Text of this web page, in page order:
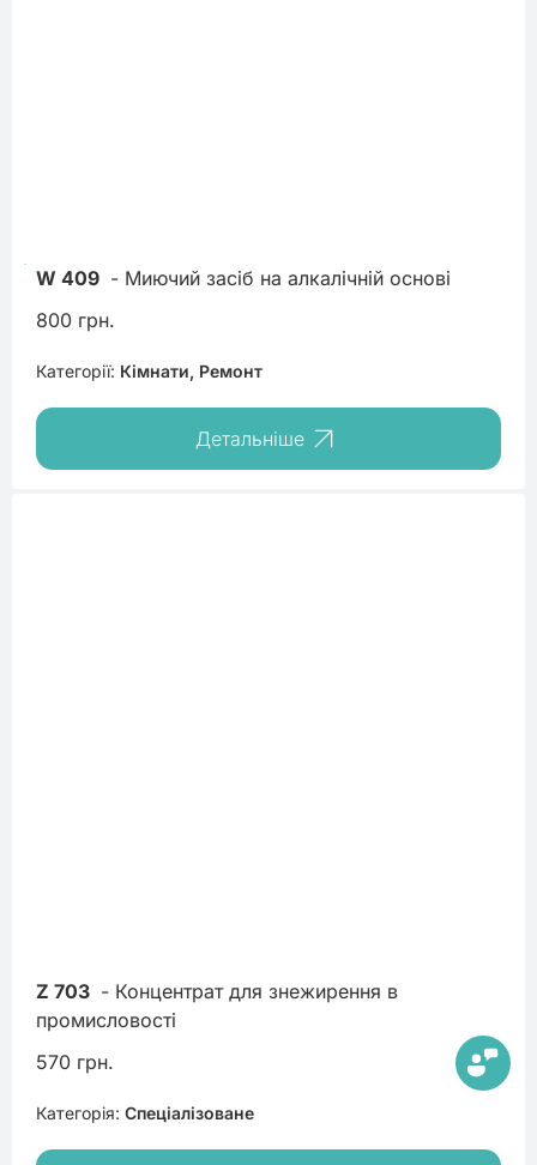
W 409 - Миючий засіб на алкалічній основі
800 грн.
Категорії: Кімнати, Ремонт
Детальніше
Z 703 - Концентрат для знежирення в
промисловості
570 грн.
Категорія: Спеціалізоване